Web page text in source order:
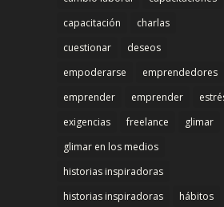
capacitación
charlas
cuestionar
deseos
empoderarse
emprendedores
emprender
emprender
exigencias
freelance
glimar
glimar en los medios
historias inspiradoras
historias inspiradoras
hábitos